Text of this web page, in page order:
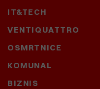
IT&TECH
VENTIQUATTRO
OSMRTNICE
KOMUNAL
BIZNIS